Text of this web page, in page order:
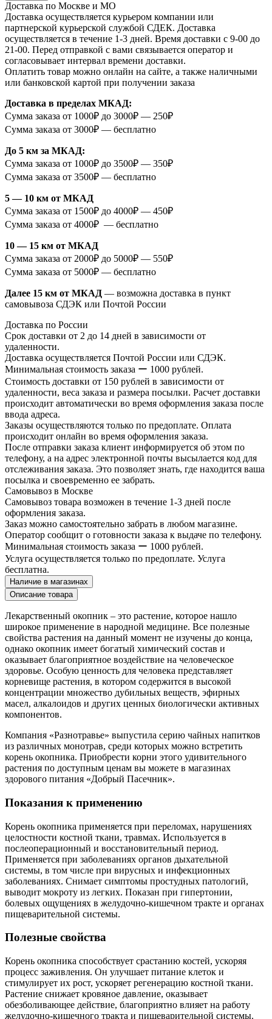
Доставка по Москве и МО
Доставка осуществляется курьером компании или
партнерской курьерской службой СДЕК. Доставка
осуществляется в течение 1-3 дней. Время доставки с 9-00 до
21-00. Перед отправкой с вами связывается оператор и
согласовывает интервал времени доставки.
Оплатить товар можно онлайн на сайте, а также наличными
или банковской картой при получении заказа
Доставка в пределах МКАД:
Сумма заказа от 1000₽ до 3000₽ — 250₽
Сумма заказа от 3000₽ — бесплатно
До 5 км за МКАД:
Сумма заказа от 1000₽ до 3500₽ — 350₽
Сумма заказа от 3500₽ — бесплатно
5 — 10 км от МКАД
Сумма заказа от 1500₽ до 4000₽ — 450₽
Сумма заказа от 4000₽ — бесплатно
10 — 15 км от МКАД
Сумма заказа от 2000₽ до 5000₽ — 550₽
Сумма заказа от 5000₽ — бесплатно
Далее 15 км от МКАД — возможна доставка в пункт
самовывоза СДЭК или Почтой России
Доставка по России
Срок доставки от 2 до 14 дней в зависимости от
удаленности.
Доставка осуществляется Почтой России или СДЭК.
Минимальная стоимость заказа ー 1000 рублей.
Стоимость доставки от 150 рублей в зависимости от
удаленности, веса заказа и размера посылки. Расчет доставки
происходит автоматически во время оформления заказа после
ввода адреса.
Заказы осуществляются только по предоплате. Оплата
происходит онлайн во время оформления заказа.
После отправки заказа клиент информируется об этом по
телефону, а на адрес электронной почты высылается код для
отслеживания заказа. Это позволяет знать, где находится ваша
посылка и своевременно ее забрать.
Самовывоз в Москве
Самовывоз товара возможен в течение 1-3 дней после
оформления заказа.
Заказ можно самостоятельно забрать в любом магазине.
Оператор сообщит о готовности заказа к выдаче по телефону.
Минимальная стоимость заказа ー 1000 рублей.
Услуга осуществляется только по предоплате. Услуга
бесплатна.
Наличие в магазинах
Описание товара
Лекарственный окопник – это растение, которое нашло
широкое применение в народной медицине. Все полезные
свойства растения на данный момент не изучены до конца,
однако окопник имеет богатый химический состав и
оказывает благоприятное воздействие на человеческое
здоровье. Особую ценность для человека представляет
корневище растения, в котором содержится в высокой
концентрации множество дубильных веществ, эфирных
масел, алкалоидов и других ценных биологически активных
компонентов.
Компания «Разнотравье» выпустила серию чайных напитков
из различных монотрав, среди которых можно встретить
корень окопника. Приобрести корни этого удивительного
растения по доступным ценам вы можете в магазинах
здорового питания «Добрый Пасечник».
Показания к применению
Корень окопника применяется при переломах, нарушениях
целостности костной ткани, травмах. Используется в
послеоперационный и восстановительный период.
Применяется при заболеваниях органов дыхательной
системы, в том числе при вирусных и инфекционных
заболеваниях. Снимает симптомы простудных патологий,
выводит мокроту из легких. Показан при гипертонии,
болевых ощущениях в желудочно-кишечном тракте и органах
пищеварительной системы.
Полезные свойства
Корень окопника способствует срастанию костей, ускоряя
процесс заживления. Он улучшает питание клеток и
стимулирует их рост, ускоряет регенерацию костной ткани.
Растение снижает кровяное давление, оказывает
обезболивающее действие, благоприятно влияет на работу
желудочно-кишечного тракта и пищеварительной системы.